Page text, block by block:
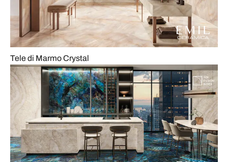
Tele di Marmo Crystal